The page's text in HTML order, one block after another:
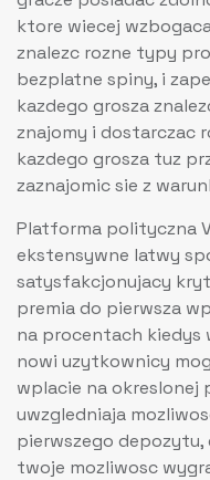
ktore wiecej
znalezc rozne typy
bezplatne spiny, i
kazdego grosza
znajomy i dostarczac
kazdego grosza tuz
zaznajomic sie z
Platforma polityczna
ekstensywne latwy
satysfakcjonujacy
premia do pierwsza
na procentach kiedys
nowi uzytkownicy
wplacie na okreslonej
uwzgledniaja
pierwszego
twoje mozliwosc